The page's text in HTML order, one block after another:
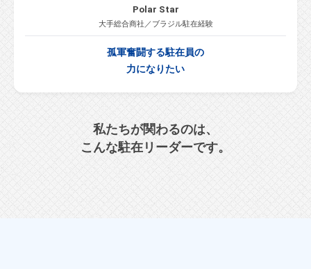
Polar Star
大手総合商社／ブラジル駐在経験
孤軍奮闘する駐在員の
力になりたい
私たちが関わるのは、
こんな駐在リーダーです。